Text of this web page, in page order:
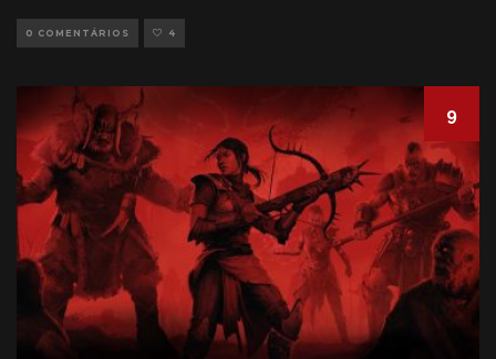
0 COMENTÁRIOS 4
9